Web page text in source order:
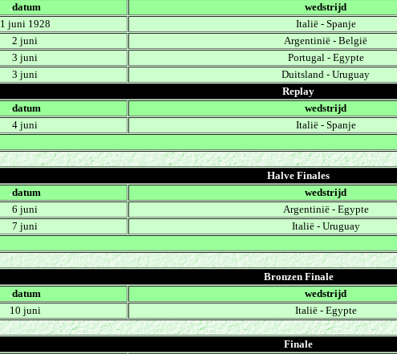
.datum wedstrijd
1 juni 1928
Italië - Spanje
2 juni
Argentinië - België
3 juni
Portugal -Egypte
3 juni
Duitsland - Uruguay
Replay
.datum wedstrijd
4 juni
Italië - Spanje
Halve Finales
.datum wedstrijd
6 juni
Argentinië - Egypte
7 juni
Italië - Uruguay
Bronzen Finale
.datum wedstrijd
10 juni
Italië - Egypte
Finale